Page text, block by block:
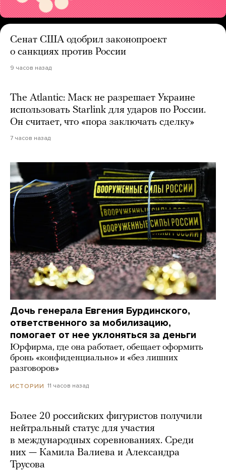
Сенат США одобрил законопроект
о санкциях против России
9 часов назад
The Atlantic: Маск не разрешает Украине
использовать Starlink для ударов по России.
Он считает, что «пора заключать сделку»
7 часов назад
Дочь генерала Евгения Бурдинского,
ответственного за мобилизацию,
помогает от нее уклоняться за деньги
Юрфирма, где она работает, обещает оформить
бронь «конфиденциально» и «без лишних
разговоров»
ИСТОРИИ 11 часов назад
Более 20 российских фигуристов получили
нейтральный статус для участия
в международных соревнованиях. Среди
них — Камила Валиева и Александра
Трусова